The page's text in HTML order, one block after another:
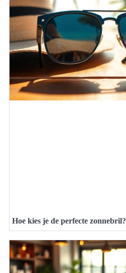
Hoe kies je de perfecte zonnebril?